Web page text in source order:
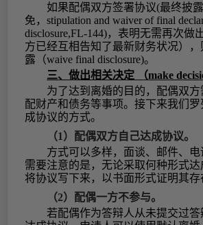
如果配偶双方签署协议(最终披
免，stipulation and waiver of final
disclosure,FL-144)，表明无需再次做
方已经互相告知了最新财务状况）
露（waive final disclosure)。
三、做出相关决定
（make
为了达到离婚的目的，配偶双
配财产和债务等事项。接下来我们
成协议的方式。
（1） 配偶双方自己达成协议。
方式可以多样，面谈、邮件、
需要注意的是，无论采取何种形式
将协议写下来，以书面形式证明其存
（2） 配偶一方不参与。
若配偶作为答辩人从未提交过